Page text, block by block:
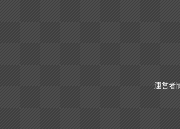
運営者